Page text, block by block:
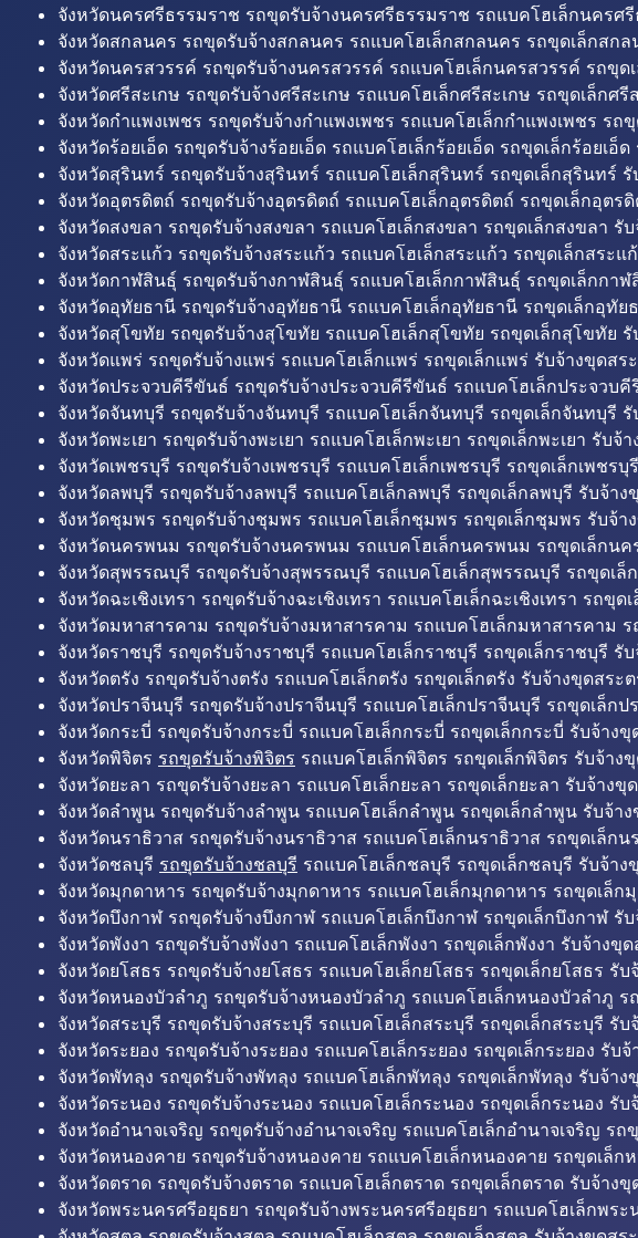
จังหวัดนครศรีธรรมราช รถขุดรับจ้างนครศรีธรรมราช รถแบคโฮเล็กนคร
จังหวัดสกลนคร รถขุดรับจ้างสกลนคร รถแบคโฮเล็กสกลนคร รถขุดเล็กสก
จังหวัดนครสวรรค์ รถขุดรับจ้างนครสวรรค์ รถแบคโฮเล็กนครสวรรค์ รถขุ
จังหวัดศรีสะเกษ รถขุดรับจ้างศรีสะเกษ รถแบคโฮเล็กศรีสะเกษ รถขุดเล็กศ
จังหวัดกำแพงเพชร รถขุดรับจ้างกำแพงเพชร รถแบคโฮเล็กกำแพงเพชร ร
จังหวัดร้อยเอ็ด รถขุดรับจ้างร้อยเอ็ด รถแบคโฮเล็กร้อยเอ็ด รถขุดเล็กร้อยเอ็
จังหวัดสุรินทร์ รถขุดรับจ้างสุรินทร์ รถแบคโฮเล็กสุรินทร์ รถขุดเล็กสุรินทร์
จังหวัดอุตรดิตถ์ รถขุดรับจ้างอุตรดิตถ์ รถแบคโฮเล็กอุตรดิตถ์ รถขุดเล็กอุต
จังหวัดสงขลา รถขุดรับจ้างสงขลา รถแบคโฮเล็กสงขลา รถขุดเล็กสงขลา รั
จังหวัดสระแก้ว รถขุดรับจ้างสระแก้ว รถแบคโฮเล็กสระแก้ว รถขุดเล็กสระ
จังหวัดกาฬสินธุ์ รถขุดรับจ้างกาฬสินธุ์ รถแบคโฮเล็กกาฬสินธุ์ รถขุดเล็กกา
จังหวัดอุทัยธานี รถขุดรับจ้างอุทัยธานี รถแบคโฮเล็กอุทัยธานี รถขุดเล็กอุทั
จังหวัดสุโขทัย รถขุดรับจ้างสุโขทัย รถแบคโฮเล็กสุโขทัย รถขุดเล็กสุโขทัย
จังหวัดแพร่ รถขุดรับจ้างแพร่ รถแบคโฮเล็กแพร่ รถขุดเล็กแพร่ รับจ้างขุดสร
จังหวัดประจวบคีรีขันธ์ รถขุดรับจ้างประจวบคีรีขันธ์ รถแบคโฮเล็กประจว
จังหวัดจันทบุรี รถขุดรับจ้างจันทบุรี รถแบคโฮเล็กจันทบุรี รถขุดเล็กจันทบุรี
จังหวัดพะเยา รถขุดรับจ้างพะเยา รถแบคโฮเล็กพะเยา รถขุดเล็กพะเยา รับจ้
จังหวัดเพชรบุรี รถขุดรับจ้างเพชรบุรี รถแบคโฮเล็กเพชรบุรี รถขุดเล็กเพชร
จังหวัดลพบุรี รถขุดรับจ้างลพบุรี รถแบคโฮเล็กลพบุรี รถขุดเล็กลพบุรี รับจ้า
จังหวัดชุมพร รถขุดรับจ้างชุมพร รถแบคโฮเล็กชุมพร รถขุดเล็กชุมพร รับจ้
จังหวัดนครพนม รถขุดรับจ้างนครพนม รถแบคโฮเล็กนครพนม รถขุดเล็กน
จังหวัดสุพรรณบุรี รถขุดรับจ้างสุพรรณบุรี รถแบคโฮเล็กสุพรรณบุรี รถขุดเ
จังหวัดฉะเชิงเทรา รถขุดรับจ้างฉะเชิงเทรา รถแบคโฮเล็กฉะเชิงเทรา รถขุ
จังหวัดมหาสารคาม รถขุดรับจ้างมหาสารคาม รถแบคโฮเล็กมหาสารคาม
จังหวัดราชบุรี รถขุดรับจ้างราชบุรี รถแบคโฮเล็กราชบุรี รถขุดเล็กราชบุรี รั
จังหวัดตรัง รถขุดรับจ้างตรัง รถแบคโฮเล็กตรัง รถขุดเล็กตรัง รับจ้างขุดสระ
จังหวัดปราจีนบุรี รถขุดรับจ้างปราจีนบุรี รถแบคโฮเล็กปราจีนบุรี รถขุดเล็ก
จังหวัดกระบี่ รถขุดรับจ้างกระบี่ รถแบคโฮเล็กกระบี่ รถขุดเล็กกระบี่ รับจ้าง
จังหวัดพิจิตร รถขุดรับจ้างพิจิตร รถแบคโฮเล็กพิจิตร รถขุดเล็กพิจิตร รับจ้าง
จังหวัดยะลา รถขุดรับจ้างยะลา รถแบคโฮเล็กยะลา รถขุดเล็กยะลา รับจ้างขุ
จังหวัดลำพูน รถขุดรับจ้างลำพูน รถแบคโฮเล็กลำพูน รถขุดเล็กลำพูน รับจ้า
จังหวัดนราธิวาส รถขุดรับจ้างนราธิวาส รถแบคโฮเล็กนราธิวาส รถขุดเล็ก
จังหวัดชลบุรี รถขุดรับจ้างชลบุรี รถแบคโฮเล็กชลบุรี รถขุดเล็กชลบุรี รับจ้า
จังหวัดมุกดาหาร รถขุดรับจ้างมุกดาหาร รถแบคโฮเล็กมุกดาหาร รถขุดเล็
จังหวัดบึงกาฬ รถขุดรับจ้างบึงกาฬ รถแบคโฮเล็กบึงกาฬ รถขุดเล็กบึงกาฬ รั
จังหวัดพังงา รถขุดรับจ้างพังงา รถแบคโฮเล็กพังงา รถขุดเล็กพังงา รับจ้างขุ
จังหวัดยโสธร รถขุดรับจ้างยโสธร รถแบคโฮเล็กยโสธร รถขุดเล็กยโสธร รั
จังหวัดหนองบัวลำภู รถขุดรับจ้างหนองบัวลำภู รถแบคโฮเล็กหนองบัวลำภู
จังหวัดสระบุรี รถขุดรับจ้างสระบุรี รถแบคโฮเล็กสระบุรี รถขุดเล็กสระบุรี รั
จังหวัดระยอง รถขุดรับจ้างระยอง รถแบคโฮเล็กระยอง รถขุดเล็กระยอง รับ
จังหวัดพัทลุง รถขุดรับจ้างพัทลุง รถแบคโฮเล็กพัทลุง รถขุดเล็กพัทลุง รับจ้า
จังหวัดระนอง รถขุดรับจ้างระนอง รถแบคโฮเล็กระนอง รถขุดเล็กระนอง รั
จังหวัดอำนาจเจริญ รถขุดรับจ้างอำนาจเจริญ รถแบคโฮเล็กอำนาจเจริญ ร
จังหวัดหนองคาย รถขุดรับจ้างหนองคาย รถแบคโฮเล็กหนองคาย รถขุดเล็
จังหวัดตราด รถขุดรับจ้างตราด รถแบคโฮเล็กตราด รถขุดเล็กตราด รับจ้าง
จังหวัดพระนครศรีอยุธยา รถขุดรับจ้างพระนครศรีอยุธยา รถแบคโฮเล็กพร